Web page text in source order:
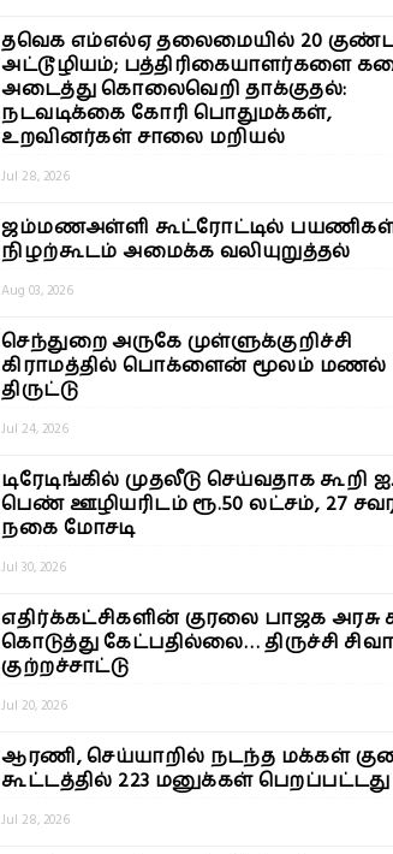
தவெக எம்எல்ஏ தலைமையில் 20
அட்டூழியம்; பத்திரிகையாளர்களை
அடைத்து கொலைவெறி தாக்குதல்:
நடவடிக்கை கோரி பொதுமக்கள்,
உறவினர்கள் சாலை மறியல்
Jul 28, 2026
ஜம்மணஅள்ளி கூட்ரோட்டில்
நிழற்கூடம் அமைக்க வலியுறுத்தல்
Aug 03, 2026
செந்துறை அருகே முள்ளுக்குறிச்சி
கிராமத்தில் பொக்ளைன் மூலம் மணல்
திருட்டு
Jul 24, 2026
டிரேடிங்கில் முதலீடு செய்வதாக கூறி
பெண் ஊழியரிடம் ரூ.50 லட்சம், 27
நகை மோசடி
Jul 30, 2026
எதிர்க்கட்சிகளின் குரலை பாஜக அரசு
கொடுத்து கேட்பதில்லை… திருச்சி
குற்றச்சாட்டு
Jul 20, 2026
ஆரணி, செய்யாறில் நடந்த மக்கள்
கூட்டத்தில் 223 மனுக்கள் பெறப்பட்டது
Jul 28, 2026